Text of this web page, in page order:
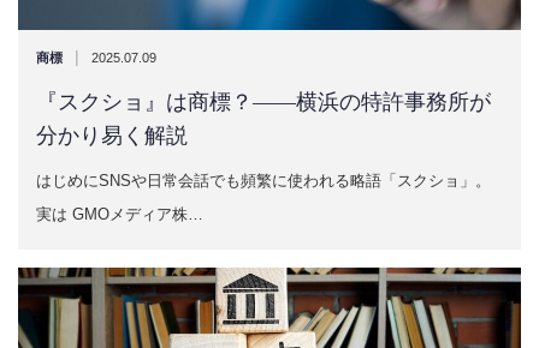
商標 | 2025.07.09
『スクショ』は商標？——横浜の特許事務所が
分かり易く解説
はじめにSNSや日常会話でも頻繁に使われる略語「スクショ」。
実は GMOメディア株…